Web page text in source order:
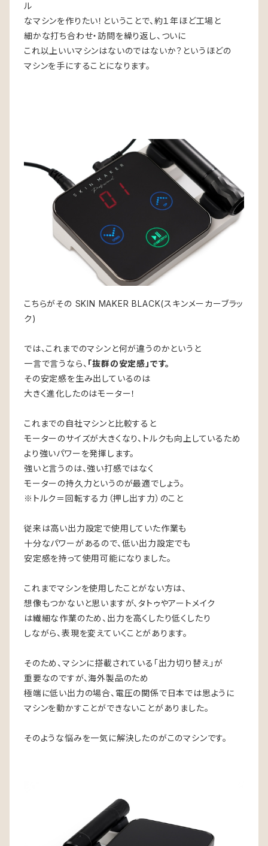
ル
なマシンを作りたい！ということで、約１年ほど工場と
細かな打ち合わせ・訪問を繰り返し、ついに
これ以上いいマシンはないのではないか？というほどの
マシンを手にすることになります。
こちらがその SKIN MAKER BLACK(スキンメーカーブラッ
ク)
では、これまでのマシンと何が違うのかというと
一言で言うなら、 「抜群の安定感」です。
その安定感を生み出しているのは
大きく進化したのはモーター！
これまでの自社マシンと比較すると
モーターのサイズが大きくなり、トルクも向上しているため
より強いパワーを発揮します。
強いと言うのは、強い打感ではなく
モーターの持久力というのが最適でしょう。
※トルク＝回転する力（押し出す力）のこと
従来は高い出力設定で使用していた作業も
十分なパワーがあるので、低い出力設定でも
安定感を持って使用可能になりました。
これまでマシンを使用したことがない方は、
想像もつかないと思いますが、タトゥやアートメイク
は繊細な作業のため、出力を高くしたり低くしたり
しながら、表現を変えていくことがあります。
そのため、マシンに搭載されている「出力切り替え」が
重要なのですが、海外製品のため
極端に低い出力の場合、電圧の関係で日本では思ように
マシンを動かすことができないことがありました。
そのような悩みを一気に解決したのがこのマシンです。